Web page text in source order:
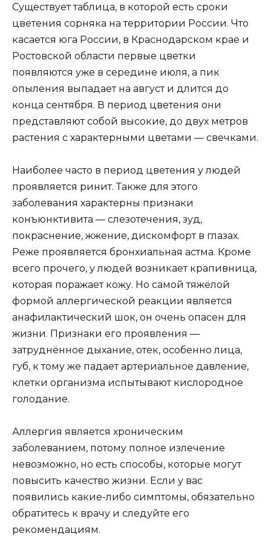
Существует таблица, в которой есть сроки
цветения сорняка на территории России. Что
касается юга России, в Краснодарском крае и
Ростовской области первые цветки
появляются уже в середине июля, а пик
опыления выпадает на август и длится до
конца сентября. В период цветения они
представляют собой высокие, до двух метров
растения с характерными цветами — свечками.
Наиболее часто в период цветения у людей
проявляется ринит. Также для этого
заболевания характерны признаки
конъюнктивита — слезотечения, зуд,
покраснение, жжение, дискомфорт в глазах.
Реже проявляется бронхиальная астма. Кроме
всего прочего, у людей возникает крапивница,
которая поражает кожу. Но самой тяжёлой
формой аллергической реакции является
анафилактический шок, он очень опасен для
жизни. Признаки его проявления —
затруднённое дыхание, отек, особенно лица,
губ, к тому же падает артериальное давление,
клетки организма испытывают кислородное
голодание.
Аллергия является хроническим
заболеванием, потому полное излечение
невозможно, но есть способы, которые могут
повысить качество жизни. Если у вас
появились какие-либо симптомы, обязательно
обратитесь к врачу и следуйте его
рекомендациям.